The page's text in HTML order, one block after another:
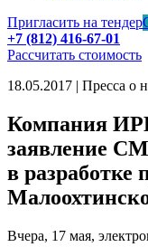
Пригласить на тендер
+7 (812) 416-67-01
Рассчитать стоимость
18.05.2017 | Пресса о
Компания
заявление
в
Вчера, 17 мая,